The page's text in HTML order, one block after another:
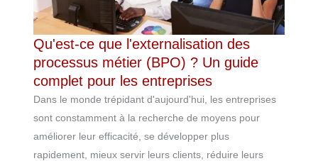
Qu'est-ce que l'externalisation des
processus métier (BPO) ? Un guide
complet pour les entreprises
Dans le monde trépidant d'aujourd'hui, les entreprises
sont constamment à la recherche de moyens pour
améliorer leur efficacité, se développer plus
rapidement, mieux servir leurs clients, réduire leurs